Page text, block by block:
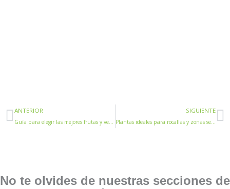
Ant
ANTERIOR
Guía para elegir las mejores frutas y verduras de temporada al comprar online
SIGUIENTE
Plantas ideales para rocallas y zonas secas: Festuca, Santolina y más
No te olvides de nuestras secciones de